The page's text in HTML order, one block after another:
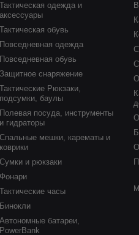
Тактическая одежда и
аксессуары
Тактическая обувь
Повседневная одежда
Повседневная обувь
Защитное снаряжение
Тактические Рюкзаки,
подсумки, баулы
Полевая посуда, инструменты
и гидраторы
Спальные мешки, карематы и
коврики
Сумки и рюкзаки
Фонари
Тактические часы
Бинокли
Автономные батареи,
PowerBank